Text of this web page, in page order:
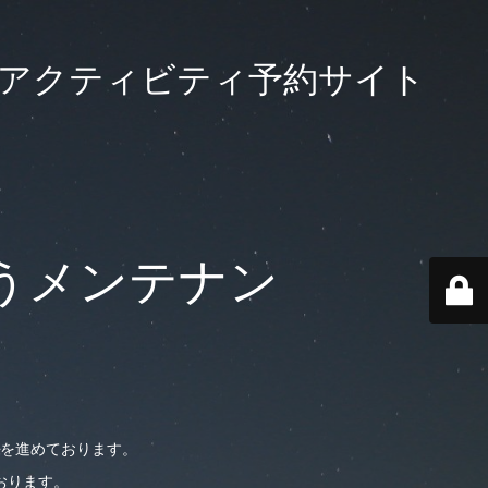
クティビティ予約サイト
メンテナン
を進めております。
ます。